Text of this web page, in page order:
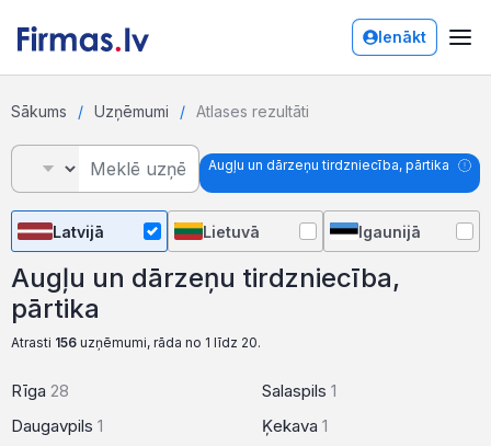
Ienākt
Sākums Uzņēmumi Atlases rezultāti
Augļu un dārzeņu tirdzniecība, pārtika
Latvijā Lietuvā Igaunijā
Augļu un dārzeņu tirdzniecība,
pārtika
Atrasti 156 uzņēmumi, rāda no 1 līdz 20.
Rīga 28
Daugavpils 1
Salaspils 1
Ķekava 1